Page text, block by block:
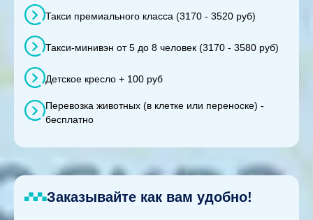
Такси премиального класса (3170 - 3520 руб)
Такси-минивэн от 5 до 8 человек (3170 - 3580 руб)
Детское кресло + 100 руб
Перевозка животных (в клетке или переноске) -
бесплатно
Заказывайте как вам удобно!